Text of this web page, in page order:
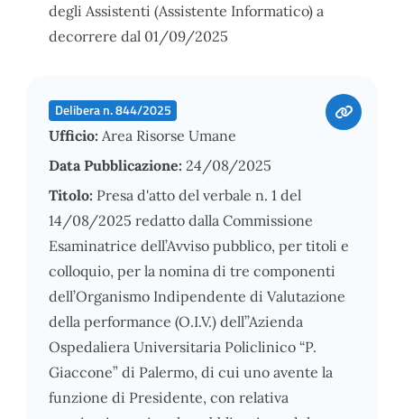
degli Assistenti (Assistente Informatico) a
decorrere dal 01/09/2025
Delibera n. 844/2025
Ufficio: Area Risorse Umane
Data Pubblicazione: 24/08/2025
Titolo: Presa d'atto del verbale n. 1 del
14/08/2025 redatto dalla Commissione
Esaminatrice dell’Avviso pubblico, per titoli e
colloquio, per la nomina di tre componenti
dell’Organismo Indipendente di Valutazione
della performance (O.I.V.) dell’’Azienda
Ospedaliera Universitaria Policlinico “P.
Giaccone” di Palermo, di cui uno avente la
funzione di Presidente, con relativa